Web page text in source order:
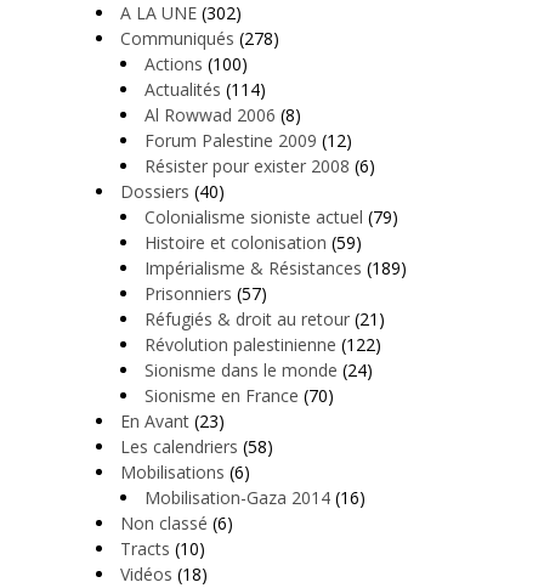
A LA UNE (302)
Communiqués (278)
Actions (100)
Actualités (114)
Al Rowwad 2006 (8)
Forum Palestine 2009 (12)
Résister pour exister 2008 (6)
Dossiers (40)
Colonialisme sioniste actuel (79)
Histoire et colonisation (59)
Impérialisme & Résistances (189)
Prisonniers (57)
Réfugiés & droit au retour (21)
Révolution palestinienne (122)
Sionisme dans le monde (24)
Sionisme en France (70)
En Avant (23)
Les calendriers (58)
Mobilisations (6)
Mobilisation-Gaza 2014 (16)
Non classé (6)
Tracts (10)
Vidéos (18)